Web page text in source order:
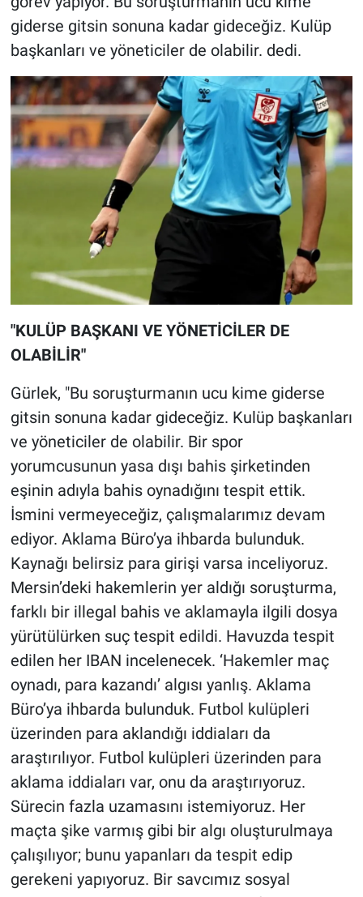
giderse gitsin sonuna kadar gideceğiz. Kulüp
başkanları ve yöneticiler de olabilir. dedi.
"KULÜP BAŞKANI VE YÖNETİCİLER DE
OLABİLİR"
Gürlek, "Bu soruşturmanın ucu kime giderse
gitsin sonuna kadar gideceğiz. Kulüp başkanları
ve yöneticiler de olabilir. Bir spor
yorumcusunun yasa dışı bahis şirketinden
eşinin adıyla bahis oynadığını tespit ettik.
İsmini vermeyeceğiz, çalışmalarımız devam
ediyor. Aklama Büro’ya ihbarda bulunduk.
Kaynağı belirsiz para girişi varsa inceliyoruz.
Mersin’deki hakemlerin yer aldığı soruşturma,
farklı bir illegal bahis ve aklamayla ilgili dosya
yürütülürken suç tespit edildi. Havuzda tespit
edilen her IBAN incelenecek. ‘Hakemler maç
oynadı, para kazandı’ algısı yanlış. Aklama
Büro’ya ihbarda bulunduk. Futbol kulüpleri
üzerinden para aklandığı iddiaları da
araştırılıyor. Futbol kulüpleri üzerinden para
aklama iddiaları var, onu da araştırıyoruz.
Sürecin fazla uzamasını istemiyoruz. Her
maçta şike varmış gibi bir algı oluşturulmaya
çalışılıyor; bunu yapanları da tespit edip
gerekeni yapıyoruz. Bir savcımız sosyal